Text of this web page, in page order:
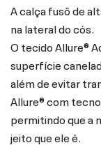
A calça fusô de
na lateral do cós.
O tecido Allure®
superfície
além de evitar
Allure® com
permitindo que a
jeito que ele é.